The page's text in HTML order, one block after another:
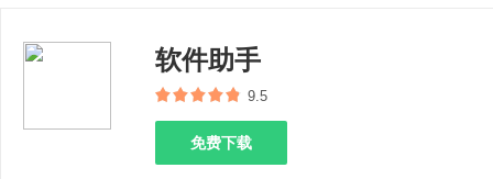
软件助手
9.5
免费下载